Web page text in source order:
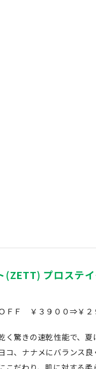
(ZETT) プロステ
ＦＦ ￥３９００⇒￥２
く驚きの速乾性能で、
コ、ナナメにバランス